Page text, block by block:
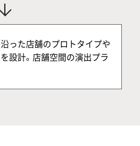
った店舗のプロトタイプや
設計。店舗空間の演出プラ